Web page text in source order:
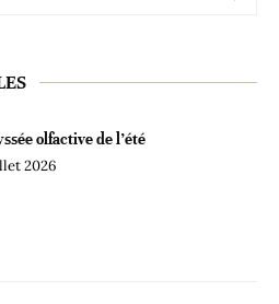
olfactive de l’été
2026